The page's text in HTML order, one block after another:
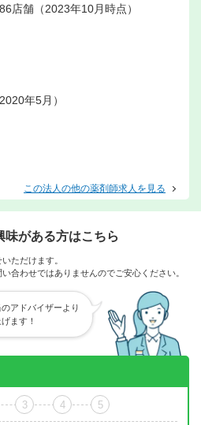
店舗（2023年10月時点）
年5月）
この法人の他の薬剤師求人を見る
味がある方はこちら
ただけます。
合わせではありませんのでご安心ください。
アドバイザーより
ます！
3 4 5